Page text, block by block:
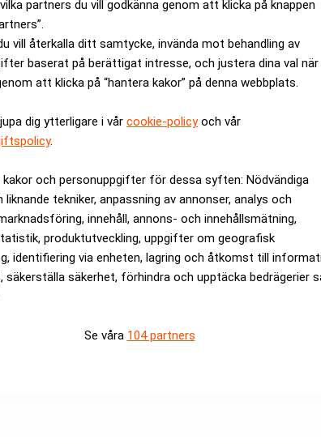
partners du vill godkänna genom att klicka på knappen
vill återkalla ditt samtycke, invända mot behandling av
baserat på berättigat intresse, och justera dina val när
att klicka på “hantera kakor” på denna webbplats.
dig ytterligare i vår cookie-policyoch vår
.
kakor och personuppgifter för dessa syften: Nödvändiga
tekniker, anpassning av annonser, analys och
innehåll, annons- och innehållsmätning,
produktutveckling, uppgifter om geografisk
identifiering via enheten, lagring och åtkomst till
säkerställa säkerhet, förhindra och upptäcka bedrägerier
Se våra 104 partners
Så blev en skoltrött